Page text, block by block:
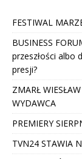
FESTIWAL
BUSINESS
przeszłości albo
presji?
ZMARŁ
WYDAWCA
PREMIERY
TVN24 STAWIA